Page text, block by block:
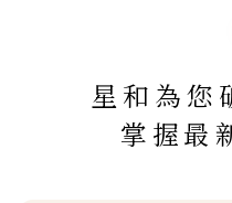
星和為您
掌握最